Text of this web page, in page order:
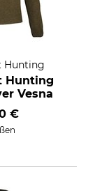
Hunting
Hunting
Vesna
€